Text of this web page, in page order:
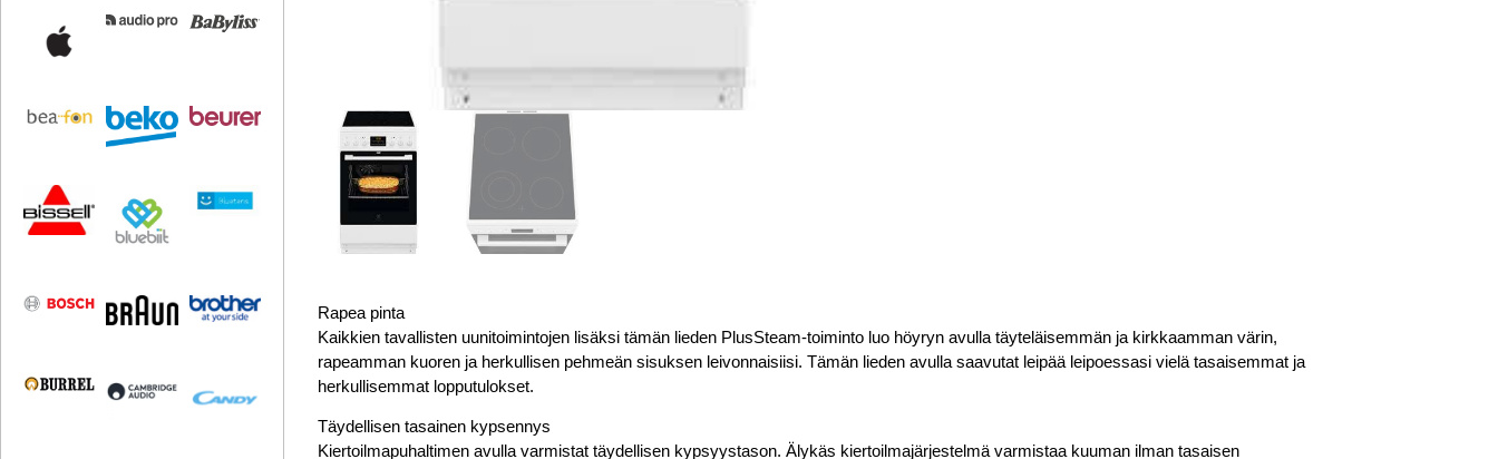
Rapea pinta
Kaikkien tavallisten uunitoimintojen lisäksi tämän lieden PlusSteam-toiminto luo höyryn avulla täyteläisemmän ja kirkkaamman värin,
rapeamman kuoren ja herkullisen pehmeän sisuksen leivonnaisiisi. Tämän lieden avulla saavutat leipää leipoessasi vielä tasaisemmat ja
herkullisemmat lopputulokset.
Täydellisen tasainen kypsennys
Kiertoilmapuhaltimen avulla varmistat täydellisen kypsyystason. Älykäs kiertoilmajärjestelmä varmistaa kuuman ilman tasaisen